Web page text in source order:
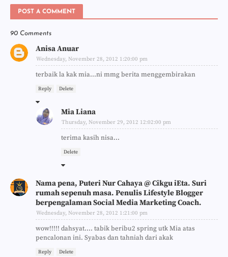
POST A COMMENT
90 Comments
Anisa Anuar
Wednesday, November 28, 2012 1:20:00 pm
terbaik la kak mia...ni mmg berita menggembirakan
Reply Delete
Mia Liana
Thursday, November 29, 2012 12:02:00 pm
terima kasih nisa...
Delete
Nama pena, Puteri Nur Cahaya @ Cikgu iEta. Suri
rumah sepenuh masa. Penulis Lifestyle Blogger
berpengalaman Social Media Marketing Coach.
Wednesday, November 28, 2012 1:21:00 pm
wow!!!!! dahsyat.... tabik beribu2 spring utk Mia atas
pencalonan ini. Syabas dan tahniah dari akak
Reply Delete